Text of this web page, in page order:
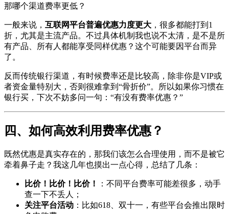
那哪个渠道费率更低？
一般来说， 互联网平台普遍优惠力度更大 ，很多都能打到1
折，尤其是主流产品。不过具体机制我也说不太清，是不是所
有产品、所有人都能享受同样优惠？这个可能要因平台而异
了。
反而传统银行渠道，有时候费率还是比较高，除非你是VIP或
者资金量特别大，否则很难拿到“骨折价”。所以如果你习惯在
银行买，下次不妨多问一句：“有没有费率优惠？”
四、如何高效利用费率优惠？
既然优惠是真实存在的，那我们该怎么合理使用，而不是被它
牵着鼻子走？我这几年也摸出一点心得，总结了几条：
比价！比价！比价！
：不同平台费率可能差很多，动手
查一下不丢人；
关注平台活动 ：比如618、双十一，有些平台会推出限时